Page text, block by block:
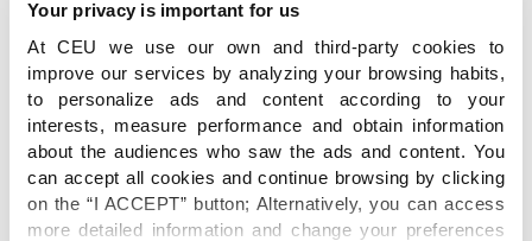
Your privacy is important for us
At CEU we use our own and third-party cookies to
improve our services by analyzing your browsing habits,
to personalize ads and content according to your
interests, measure performance and obtain information
about the audiences who saw the ads and content. You
can accept all cookies and continue browsing by clicking
on the “I ACCEPT” button; Alternatively, you can access
more detailed information and change your preferences